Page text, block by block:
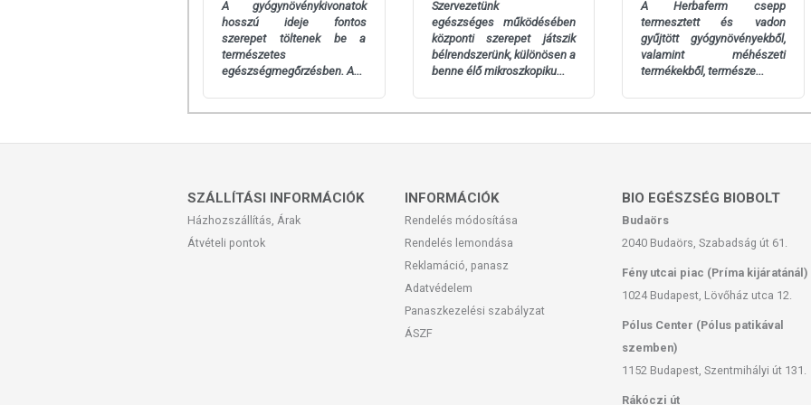
tartandó!
A gyógynövénykivonatok
hosszú ideje fontos
szerepet töltenek be a
természetes
egészségmegőrzésben. A...
Szervezetünk
egészséges működésében
központi szerepet játszik
bélrendszerünk, különösen a
benne élő mikroszkopiku...
A Herbaferm csepp
termesztett és vadon
gyűjtött gyógynövényekből,
valamint méhészeti
termékekből, természe...
SZÁLLÍTÁSI INFORMÁCIÓK
Házhozszállítás, Árak
Átvételi pontok
INFORMÁCIÓK
Rendelés módosítása
Rendelés lemondása
Reklamáció, panasz
Adatvédelem
Panaszkezelési szabályzat
ÁSZF
BIO EGÉSZSÉG BIOBOLT
Budaörs
2040 Budaörs, Szabadság út 61.
Fény utcai piac (Príma kijáratánál)
1024 Budapest, Lövőház utca 12.
Pólus Center (Pólus patikával
szemben)
1152 Budapest, Szentmihályi út 131.
Rákóczi út